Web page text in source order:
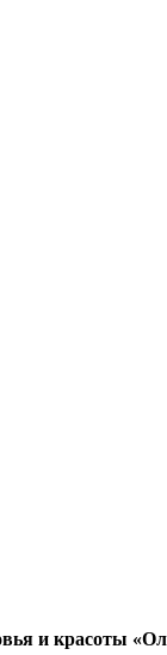
и красоты